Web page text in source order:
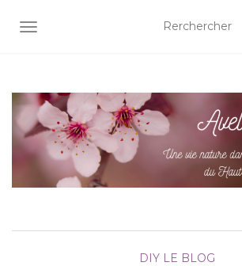
AFFICHER/MASQUER LA NAVIGATION
DIY LE BLOG